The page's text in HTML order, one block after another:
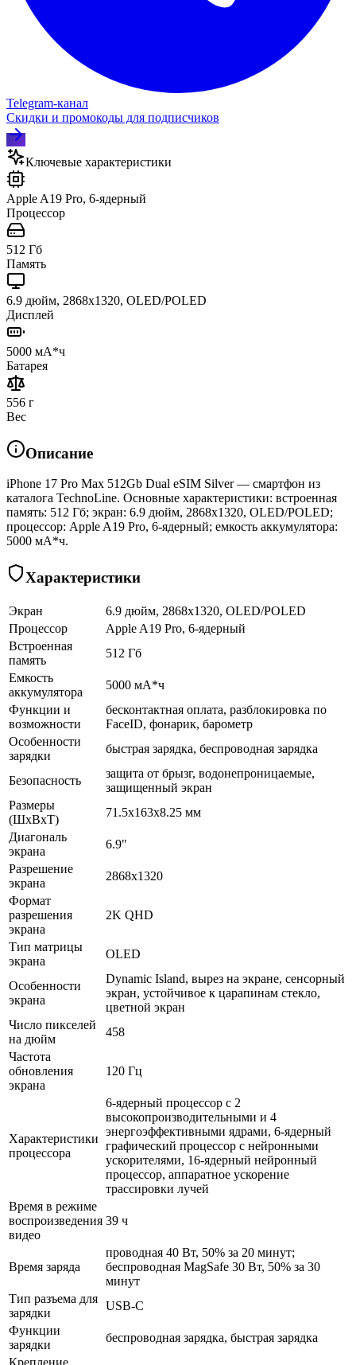
Telegram‑канал
Скидки и промокоды для подписчиков
Ключевые характеристики
Apple A19 Pro, 6-ядерный
Процессор
512 Гб
Память
6.9 дюйм, 2868x1320, OLED/POLED
Дисплей
5000 мА*ч
Батарея
556 г
Вес
Описание
iPhone 17 Pro Max 512Gb Dual eSIM Silver — смартфон из
каталога TechnoLine. Основные характеристики: встроенная
память: 512 Гб; экран: 6.9 дюйм, 2868x1320, OLED/POLED;
процессор: Apple A19 Pro, 6-ядерный; емкость аккумулятора:
5000 мА*ч.
Характеристики
Экран
6.9 дюйм, 2868x1320, OLED/POLED
Процессор
Apple A19 Pro, 6-ядерный
Встроенная
память
512 Гб
Емкость
аккумулятора
5000 мА*ч
Функции и
возможности
бесконтактная оплата, разблокировка по
FaceID, фонарик, барометр
Особенности
зарядки
быстрая зарядка, беспроводная зарядка
Безопасность
защита от брызг, водонепроницаемые,
защищенный экран
Размеры
(ШхВхТ)
71.5x163x8.25 мм
Диагональ
экрана
6.9"
Разрешение
экрана
2868x1320
Формат
разрешения
экрана
2K QHD
Тип матрицы
экрана
OLED
Особенности
экрана
Dynamic Island, вырез на экране, сенсорный
экран, устойчивое к царапинам стекло,
цветной экран
Число пикселей
на дюйм
458
Частота
обновления
экрана
120 Гц
Характеристики
процессора
6-ядерный процессор с 2
высокопроизводительными и 4
энергоэффективными ядрами, 6-ядерный
графический процессор с нейронными
ускорителями, 16-ядерный нейронный
процессор, аппаратное ускорение
трассировки лучей
Время в режиме
воспроизведения
видео
39 ч
Время заряда
проводная 40 Вт, 50% за 20 минут;
беспроводная MagSafe 30 Вт, 50% за 30
минут
Тип разъема для
зарядки
USB-C
Функции
зарядки
беспроводная зарядка, быстрая зарядка
Крепление